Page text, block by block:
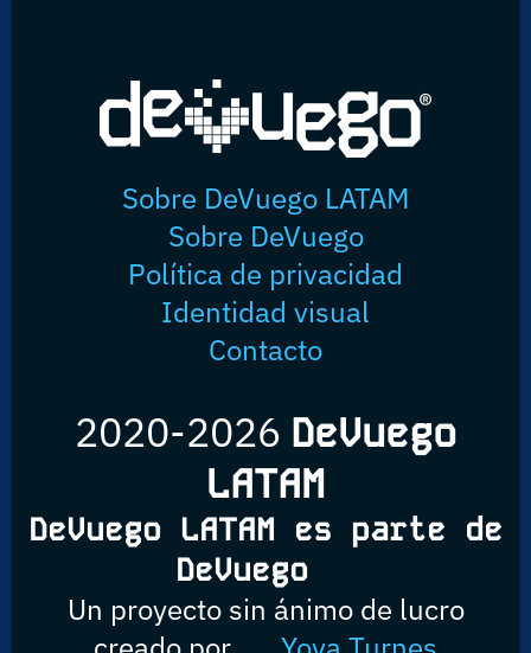
Sobre DeVuego LATAM
Sobre DeVuego
Política de privacidad
Identidad visual
Contacto
2020-2026 DeVuego
LATAM
DeVuego LATAM es parte de
DeVuego
Un proyecto sin ánimo de lucro